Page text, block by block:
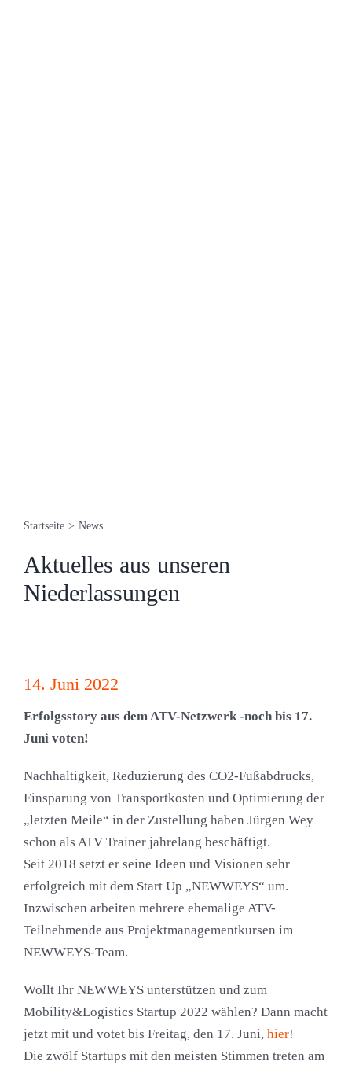
Startseite > News
Aktuelles aus unseren
Niederlassungen
14. Juni 2022
Erfolgsstory aus dem ATV-Netzwerk -noch bis 17.
Juni voten!
Nachhaltigkeit, Reduzierung des CO2-Fußabdrucks,
Einsparung von Transportkosten und Optimierung der
„letzten Meile“ in der Zustellung haben Jürgen Wey
schon als ATV Trainer jahrelang beschäftigt.
Seit 2018 setzt er seine Ideen und Visionen sehr
erfolgreich mit dem Start Up „NEWWEYS“ um.
Inzwischen arbeiten mehrere ehemalige ATV-
Teilnehmende aus Projektmanagementkursen im
NEWWEYS-Team.
Wollt Ihr NEWWEYS unterstützen und zum
Mobility&Logistics Startup 2022 wählen? Dann macht
jetzt mit und votet bis Freitag, den 17. Juni, hier!
Die zwölf Startups mit den meisten Stimmen treten am